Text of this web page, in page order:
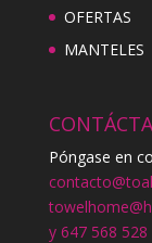
OFERTAS
MANTELES
Póngase en
y 647 568 528